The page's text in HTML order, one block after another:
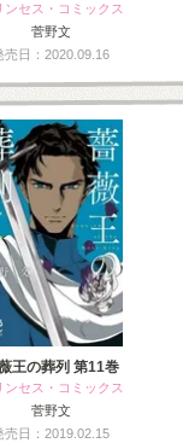
ンセス・コミックス
菅野文
売日：2020.09.16
王の葬列 第11巻
ンセス・コミックス
菅野文
売日：2019.02.15